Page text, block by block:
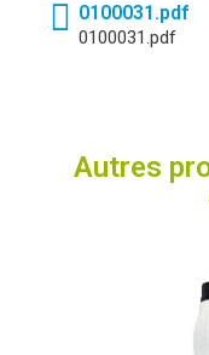
0100031.pdf
0100031.pdf
Autres